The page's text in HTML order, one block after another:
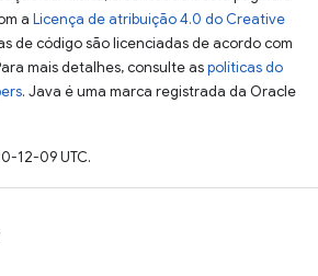
a Licença de atribuição 4.0 do Creative
de código são licenciadas de acordo com
mais detalhes, consulte aspolíticas do
. Java é uma marca registrada da Oracle
12-09 UTC.